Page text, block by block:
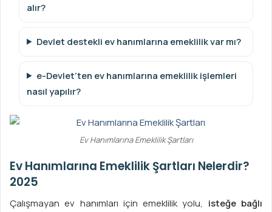
alır?
Devlet destekli ev hanımlarına emeklilik var mı?
e-Devlet’ten ev hanımlarına emeklilik işlemleri
nasıl yapılır?
Ev Hanımlarına Emeklilik Şartları
Ev Hanımlarına Emeklilik Şartları Nelerdir?
2025
Çalışmayan ev hanımları için emeklilik yolu, isteğe bağlı